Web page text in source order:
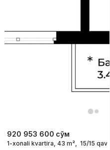
920 953 600 сўм
1-xonali kvartira, 43 m², 15/15 qavat